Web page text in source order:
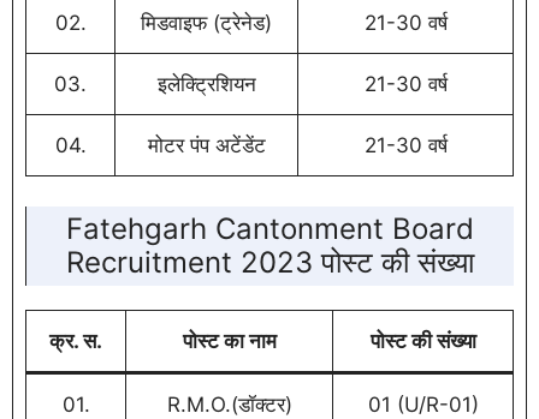
02. मिडवाइफ (ट्रेनेड) 21-30 वर्ष
03. इलेक्ट्रिशियन 21-30 वर्ष
04. मोटर पंप अटेंडेंट 21-30 वर्ष
Fatehgarh Cantonment Board
Recruitment 2023 पोस्ट की संख्या
क्र. स. पोस्ट का नाम पोस्ट की संख्या
01. R.M.O.(डॉक्टर) 01 (U/R-01)